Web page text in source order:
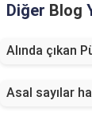
Diğer Blog
Alında çıkan
Asal sayılar